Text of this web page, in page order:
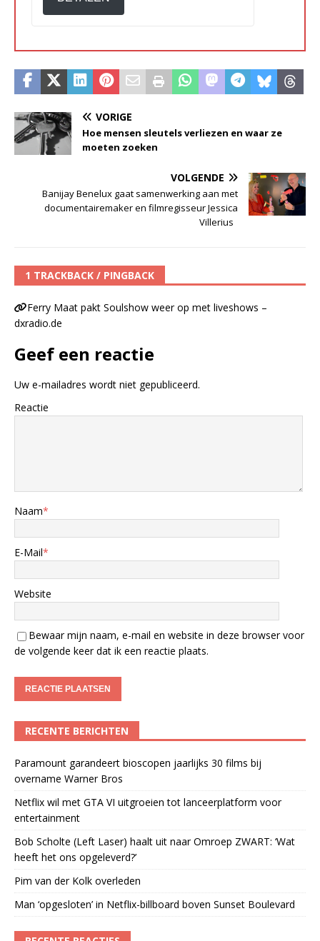
VORIGE
Hoe mensen sleutels verliezen en waar ze
moeten zoeken
VOLGENDE
Banijay Benelux gaat samenwerking aan met
documentairemaker en filmregisseur Jessica
Villerius
1 TRACKBACK / PINGBACK
Ferry Maat pakt Soulshow weer op met liveshows –
dxradio.de
Geef een reactie
Uw e-mailadres wordt niet gepubliceerd.
Reactie
Naam*
E-Mail*
Website
Bewaar mijn naam, e-mail en website in deze browser voor
de volgende keer dat ik een reactie plaats.
RECENTE BERICHTEN
Paramount garandeert bioscopen jaarlijks 30 films bij
overname Warner Bros
Netflix wil met GTA VI uitgroeien tot lanceerplatform voor
entertainment
Bob Scholte (Left Laser) haalt uit naar Omroep ZWART: ‘Wat
heeft het ons opgeleverd?’
Pim van der Kolk overleden
Man ‘opgesloten’ in Netflix-billboard boven Sunset Boulevard